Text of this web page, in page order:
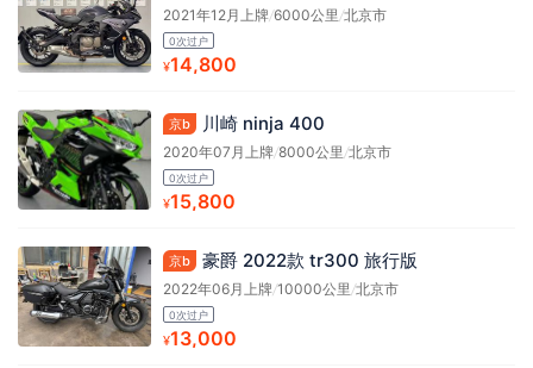
2021年12月上牌/6000公里/北京市
0次过户
¥14,800
京b 川崎 ninja 400
2020年07月上牌/8000公里/北京市
0次过户
¥15,800
京b 豪爵 2022款 tr300 旅行版
2022年06月上牌/10000公里/北京市
0次过户
¥13,000